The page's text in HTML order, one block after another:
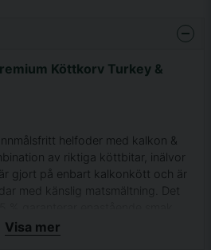
Köttkorv Turkey &
helfoder med kalkon &
av riktiga köttbitar, inälvor
gjort på enbart kalkonkött och är
med känslig matsmältning. Det
Brit Köttkorvar är också ett perfekt
Visa mer